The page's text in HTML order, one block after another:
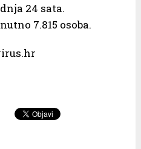
24 sata.
7.815 osoba.